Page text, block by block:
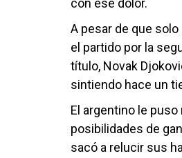
con ese dolor.
A pesar de que
el partido por la
título, Novak
sintiendo hace un
El argentino le
posibilidades de
sacó a relucir sus